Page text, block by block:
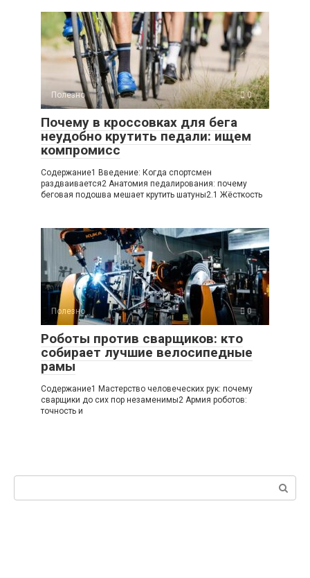
Полезно 0
Почему в кроссовках для бега
неудобно крутить педали: ищем
компромисс
Содержание1 Введение: Когда спортсмен
раздваивается2 Анатомия педалирования: почему
беговая подошва мешает крутить шатуны2.1 Жёсткость
Полезно 0
Роботы против сварщиков: кто
собирает лучшие велосипедные
рамы
Содержание1 Мастерство человеческих рук: почему
сварщики до сих пор незаменимы2 Армия роботов:
точность и